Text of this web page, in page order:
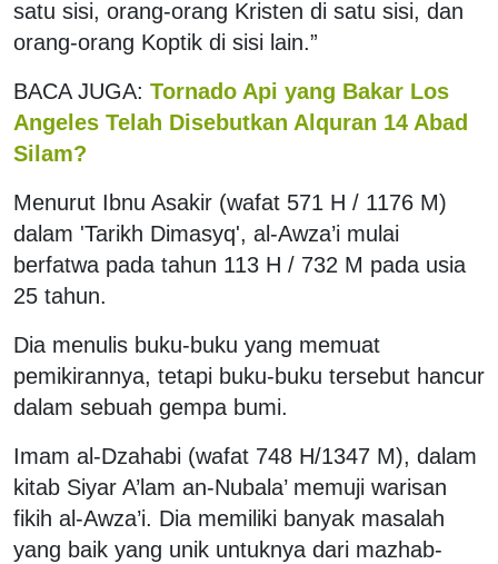
satu sisi, orang-orang Kristen di satu sisi, dan
orang-orang Koptik di sisi lain.”
BACA JUGA: Tornado Api yang Bakar Los
Angeles Telah Disebutkan Alquran 14 Abad
Silam?
Menurut Ibnu Asakir (wafat 571 H / 1176 M)
dalam 'Tarikh Dimasyq', al-Awza’i mulai
berfatwa pada tahun 113 H / 732 M pada usia
25 tahun.
Dia menulis buku-buku yang memuat
pemikirannya, tetapi buku-buku tersebut hancur
dalam sebuah gempa bumi.
Imam al-Dzahabi (wafat 748 H/1347 M), dalam
kitab Siyar A’lam an-Nubala’ memuji warisan
fikih al-Awza’i. Dia memiliki banyak masalah
yang baik yang unik untuknya dari mazhab-